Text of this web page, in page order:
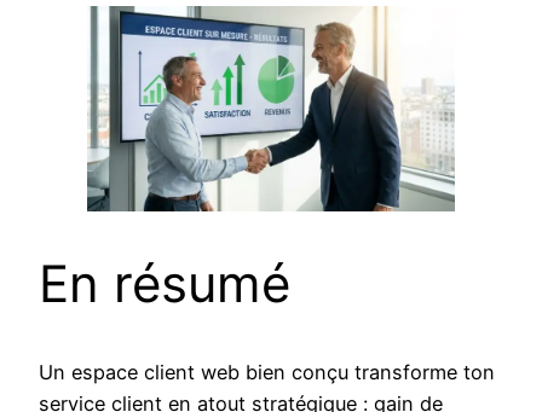
En résumé
Un espace client web bien conçu transforme ton
service client en atout stratégique : gain de